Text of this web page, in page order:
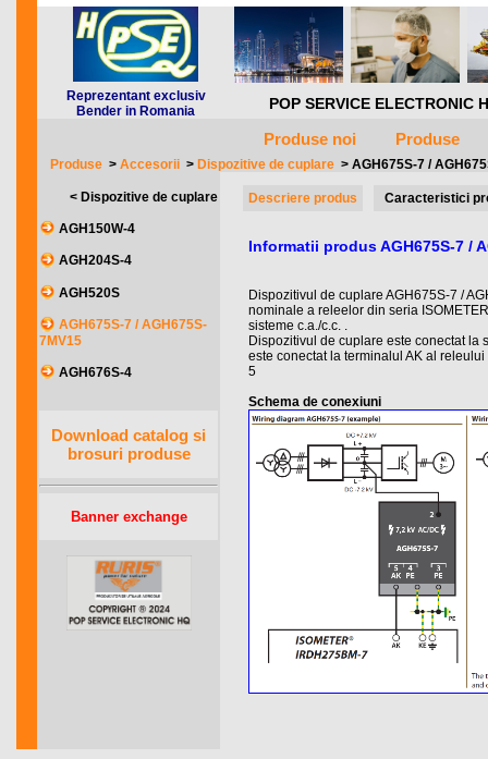
Reprezentant exclusiv
Bender in Romania
POP SERVICE
Produse noi Produse
Produse > Accesorii > Dispozitive de cuplare > AGH675S-7 /
< Dispozitive de cuplare
AGH150W-4
AGH204S-4
AGH520S
AGH675S-7 / AGH675S-
7MV15
AGH676S-4
Download catalog si
brosuri produse
Banner exchange
Descriere produs Caracteristici
Informatii produs AGH675S-7 /
Dispozitivul de cuplare AGH675S-7 /
nominale a releelor din seria
sisteme c.a./c.c. .
Dispozitivul de cuplare este conectat la
este conectat la terminalul AK al
5
Schema de conexiuni